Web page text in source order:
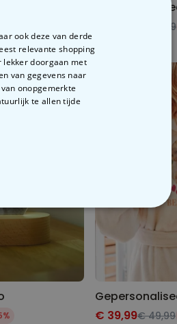
€ 34,99
€ 39,99€ 49,99
ook deze van derde
relevante shopping
lekker doorgaan met
van gegevens naar
onopgemerkte
te allen tijde
OVERIGE